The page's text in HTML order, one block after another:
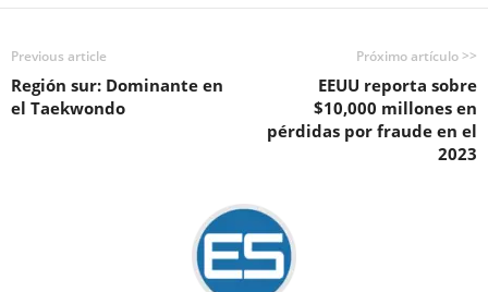
Previous article
Región sur: Dominante en
el Taekwondo
Próximo artículo >>
EEUU reporta sobre
$10,000 millones en
pérdidas por fraude en el
2023